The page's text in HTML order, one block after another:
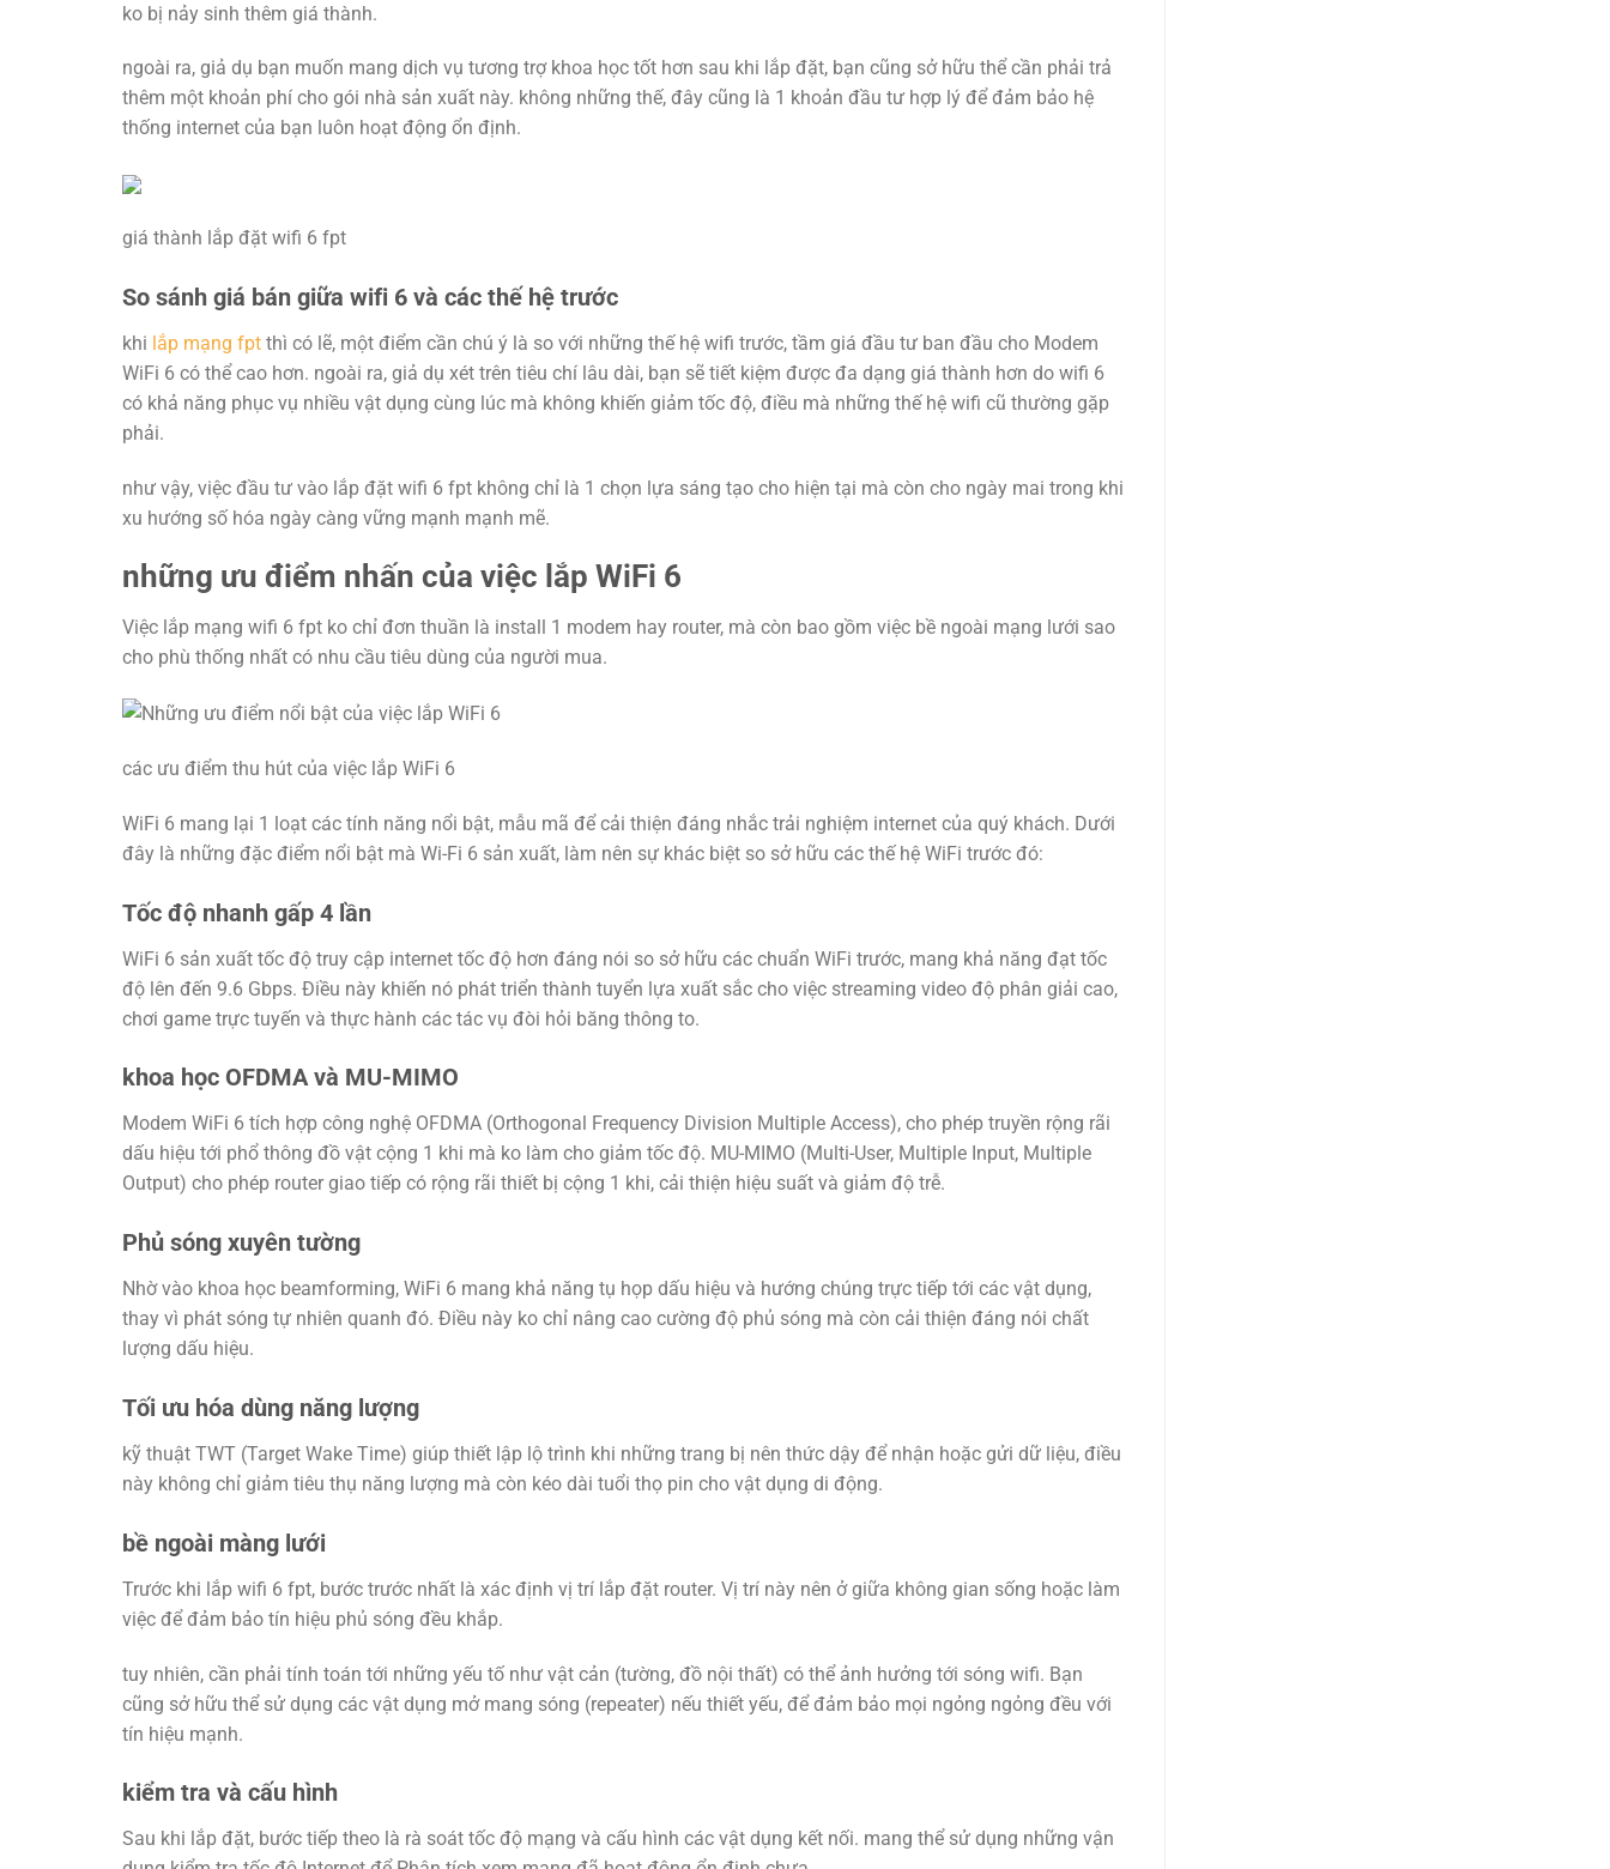
ko bị nảy sinh thêm giá thành.
ngoài ra, giả dụ bạn muốn mang dịch vụ tương trợ khoa học tốt hơn sau khi lắp đặt, bạn cũng sở hữu thể cần phải trả
thêm một khoản phí cho gói nhà sản xuất này. không những thế, đây cũng là 1 khoản đầu tư hợp lý để đảm bảo hệ
thống internet của bạn luôn hoạt động ổn định.
giá thành lắp đặt wifi 6 fpt
So sánh giá bán giữa wifi 6 và các thế hệ trước
khi lắp mạng fpt thì có lẽ, một điểm cần chú ý là so với những thế hệ wifi trước, tầm giá đầu tư ban đầu cho Modem
WiFi 6 có thể cao hơn. ngoài ra, giả dụ xét trên tiêu chí lâu dài, bạn sẽ tiết kiệm được đa dạng giá thành hơn do wifi 6
có khả năng phục vụ nhiều vật dụng cùng lúc mà không khiến giảm tốc độ, điều mà những thế hệ wifi cũ thường gặp
phải.
như vậy, việc đầu tư vào lắp đặt wifi 6 fpt không chỉ là 1 chọn lựa sáng tạo cho hiện tại mà còn cho ngày mai trong khi
xu hướng số hóa ngày càng vững mạnh mạnh mẽ.
những ưu điểm nhấn của việc lắp WiFi 6
Việc lắp mạng wifi 6 fpt ko chỉ đơn thuần là install 1 modem hay router, mà còn bao gồm việc bề ngoài mạng lưới sao
cho phù thống nhất có nhu cầu tiêu dùng của người mua.
các ưu điểm thu hút của việc lắp WiFi 6
WiFi 6 mang lại 1 loạt các tính năng nổi bật, mẫu mã để cải thiện đáng nhắc trải nghiệm internet của quý khách. Dưới
đây là những đặc điểm nổi bật mà Wi-Fi 6 sản xuất, làm nên sự khác biệt so sở hữu các thế hệ WiFi trước đó:
Tốc độ nhanh gấp 4 lần
WiFi 6 sản xuất tốc độ truy cập internet tốc độ hơn đáng nói so sở hữu các chuẩn WiFi trước, mang khả năng đạt tốc
độ lên đến 9.6 Gbps. Điều này khiến nó phát triển thành tuyển lựa xuất sắc cho việc streaming video độ phân giải cao,
chơi game trực tuyến và thực hành các tác vụ đòi hỏi băng thông to.
khoa học OFDMA và MU-MIMO
Modem WiFi 6 tích hợp công nghệ OFDMA (Orthogonal Frequency Division Multiple Access), cho phép truyền rộng rãi
dấu hiệu tới phổ thông đồ vật cộng 1 khi mà ko làm cho giảm tốc độ. MU-MIMO (Multi-User, Multiple Input, Multiple
Output) cho phép router giao tiếp có rộng rãi thiết bị cộng 1 khi, cải thiện hiệu suất và giảm độ trễ.
Phủ sóng xuyên tường
Nhờ vào khoa học beamforming, WiFi 6 mang khả năng tụ họp dấu hiệu và hướng chúng trực tiếp tới các vật dụng,
thay vì phát sóng tự nhiên quanh đó. Điều này ko chỉ nâng cao cường độ phủ sóng mà còn cải thiện đáng nói chất
lượng dấu hiệu.
Tối ưu hóa dùng năng lượng
kỹ thuật TWT (Target Wake Time) giúp thiết lập lộ trình khi những trang bị nên thức dậy để nhận hoặc gửi dữ liệu, điều
này không chỉ giảm tiêu thụ năng lượng mà còn kéo dài tuổi thọ pin cho vật dụng di động.
bề ngoài màng lưới
Trước khi lắp wifi 6 fpt, bước trước nhất là xác định vị trí lắp đặt router. Vị trí này nên ở giữa không gian sống hoặc làm
việc để đảm bảo tín hiệu phủ sóng đều khắp.
tuy nhiên, cần phải tính toán tới những yếu tố như vật cản (tường, đồ nội thất) có thể ảnh hưởng tới sóng wifi. Bạn
cũng sở hữu thể sử dụng các vật dụng mở mang sóng (repeater) nếu thiết yếu, để đảm bảo mọi ngỏng ngỏng đều với
tín hiệu mạnh.
kiểm tra và cấu hình
Sau khi lắp đặt, bước tiếp theo là rà soát tốc độ mạng và cấu hình các vật dụng kết nối. mang thể sử dụng những vận